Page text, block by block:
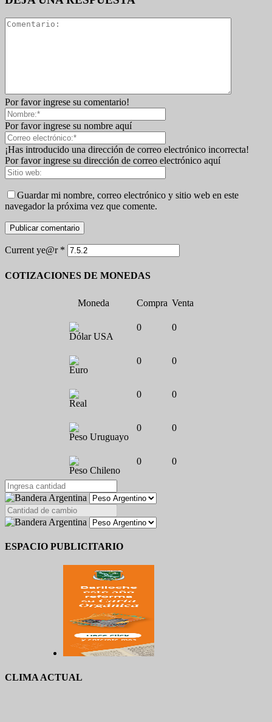
Por favor ingrese su comentario!
Por favor ingrese su nombre aquí
¡Has introducido una dirección de correo electrónico incorrecta!
Por favor ingrese su dirección de correo electrónico aquí
Guardar mi nombre, correo electrónico y sitio web en este
navegador la próxima vez que comente.
Current ye@r *
COTIZACIONES DE MONEDAS
Moneda Compra Venta
Dólar USA
0 0
Euro
0 0
Real
0 0
Peso Uruguayo
0 0
Peso Chileno
0 0
ESPACIO PUBLICITARIO
CLIMA ACTUAL